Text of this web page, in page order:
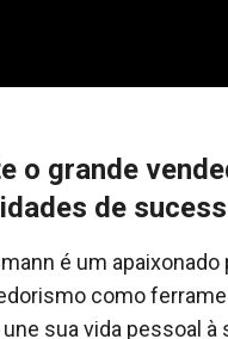
o grande
de
é um
como
une sua vida pessoal